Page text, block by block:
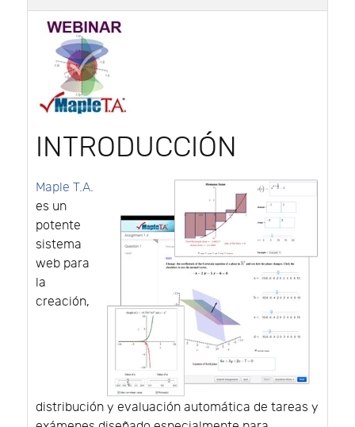
INTRODUCCIÓN
Maple T.A.
es un
potente
sistema
web para
la
creación,
distribución y evaluación automática de tareas y